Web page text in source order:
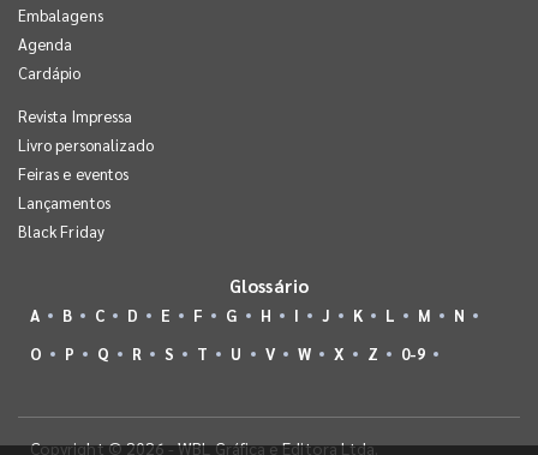
Embalagens
Agenda
Cardápio
Revista Impressa
Livro personalizado
Feiras e eventos
Lançamentos
Black Friday
Glossário
A B C D E F G H I J K L M
N
O
P Q R S T U V W X Z 0-9
Copyright © 2026 - WBL Gráfica e Editora Ltda.